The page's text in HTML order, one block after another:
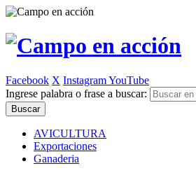
Facebook X InstagramYouTube
Ingrese palabra o frase a buscar:
AVICULTURA
Exportaciones
Ganaderia